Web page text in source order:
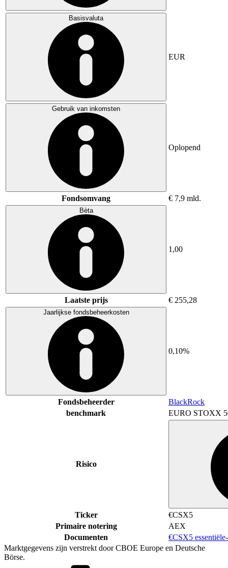
Basisvaluta
EUR
Gebruik van inkomsten
Oplopend
Fondsomvang € 7,9 mld.
Bèta
1,00
Laatste prijs € 255,28
Jaarlijkse fondsbeheerkosten
0,10%
Fondsbeheerder
BlackRock
benchmark
EURO STOXX
Risico
Ticker
€CSX5
Primaire notering
AEX
Documenten
€CSX5
Marktgegevens zijn verstrekt door CBOE Europe en Deutsche
Börse.